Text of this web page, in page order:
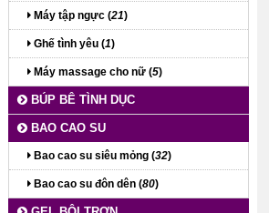
Máy tập ngực (21)
Ghế tình yêu (1)
Máy massage cho nữ (5)
BÚP BÊ TÌNH DỤC
BAO CAO SU
Bao cao su siêu mỏng (32)
Bao cao su đôn dên (80)